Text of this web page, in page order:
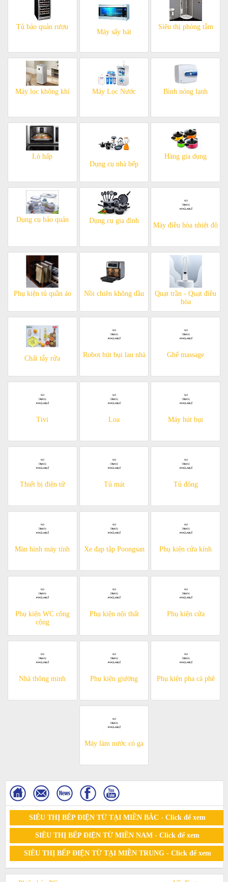
Tủ bảo quản rượu
Máy sấy bát
Siêu thị phòng tắm
Máy lọc không khí Máy Lọc Nước Bình nóng lạnh
Lò hấp
Dụng cụ nhà bếp
Hàng gia dụng
Dụng cụ bảo quản Dụng cụ gia đình
Máy điều hòa nhiệt độ
Phụ kiện tủ quần áo Nồi chiên không dầu
Quạt trần - Quạt điều
hòa
Chất tẩy rửa Robot hút bụi lau nhà Ghế massage
Tivi Loa Máy hút bụi
Thiết bị điện tử Tủ mát Tủ đông
Màn hình máy tính Xe đạp tập Poongsan Phụ kiện cửa kính
Phụ kiện WC công
cộng
Phụ kiện nội thất Phụ kiện cửa
Nhà thông minh Phụ kiện giường Phụ kiện pha cà phê
Máy làm nước có ga
SIÊU THỊ BẾP ĐIỆN TỪ TẠI MIỀN BẮC - Click để xem
SIÊU THỊ BẾP ĐIỆN TỪ MIỀN NAM - Click để xem
SIÊU THỊ BẾP ĐIỆN TỪ TẠI MIỀN TRUNG - Click để xem